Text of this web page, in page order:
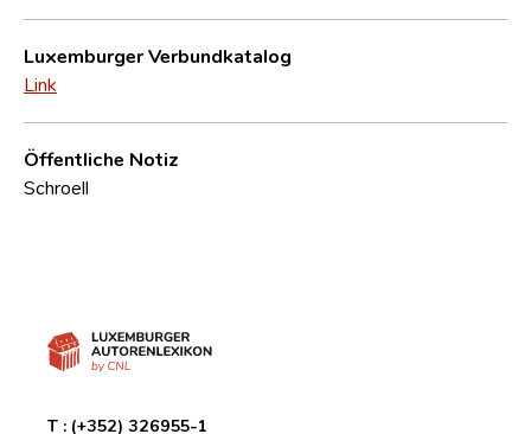
Luxemburger Verbundkatalog
Link
Öffentliche Notiz
Schroell
T : (+352) 326955-1